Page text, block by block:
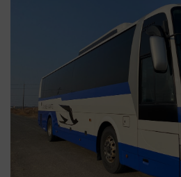
放的
ーは